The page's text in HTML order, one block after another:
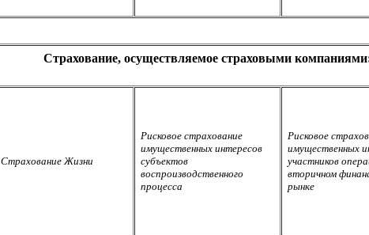
Страхование, осуществляемое страховыми
Страхование Жизни
Рисковое страхование
имущественных интересов
субъектов
воспроизводственного
процесса
Рисковое
имущественных
участников
вторичном
рынке